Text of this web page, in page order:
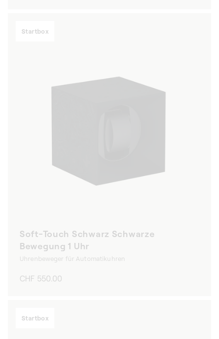
Startbox
Soft-Touch Schwarz Schwarze
Bewegung 1 Uhr
Uhrenbeweger für Automatikuhren
Normaler
CHF 550.00
Startbox